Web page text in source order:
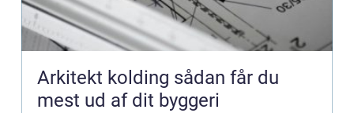
Arkitekt kolding sådan får du
mest ud af dit byggeri